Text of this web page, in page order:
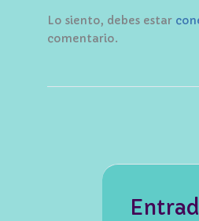
Lo siento, debes estar
comentario.